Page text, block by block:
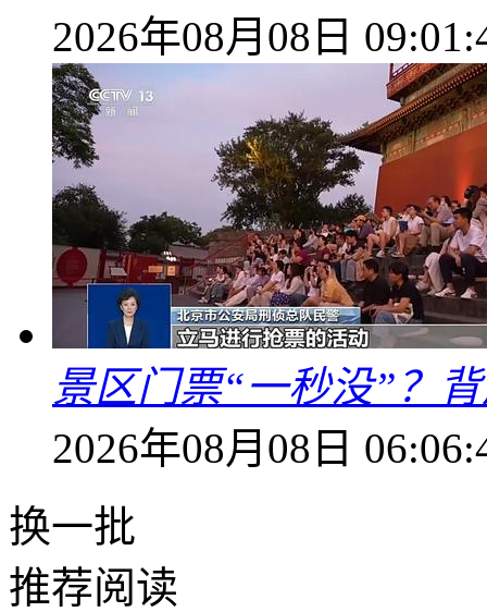
2026年08月08日
景区门票“一秒没”？
2026年08月08日
换一批
推荐阅读